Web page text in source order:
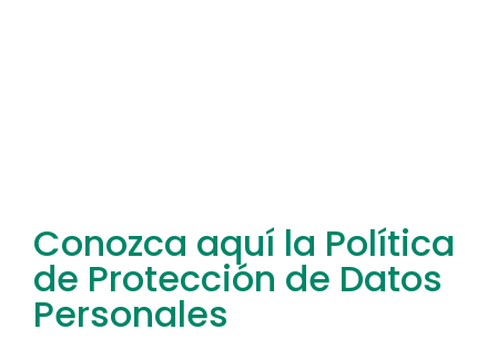
Conozca aquí la Política
de Protección de Datos
Personales